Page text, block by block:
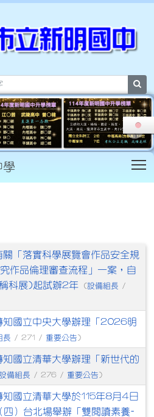
學
關「落實科學展覽會作品安全規
作品倫理審查流程」一案，自
科展)起試辦2年
(設備組長 /
知國立中央大學辦理「2026明
長 / 271 / 重要公告 )
知國立清華大學辦理「新世代的
備組長 / 276 / 重要公告 )
知國立清華大學於115年8月4日
四）台北場舉辦「雙閱讀素養-